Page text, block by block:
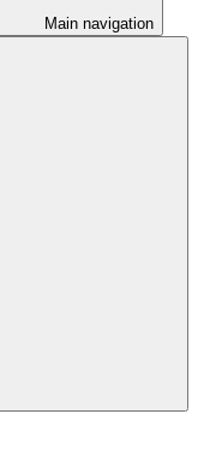
Main navigation